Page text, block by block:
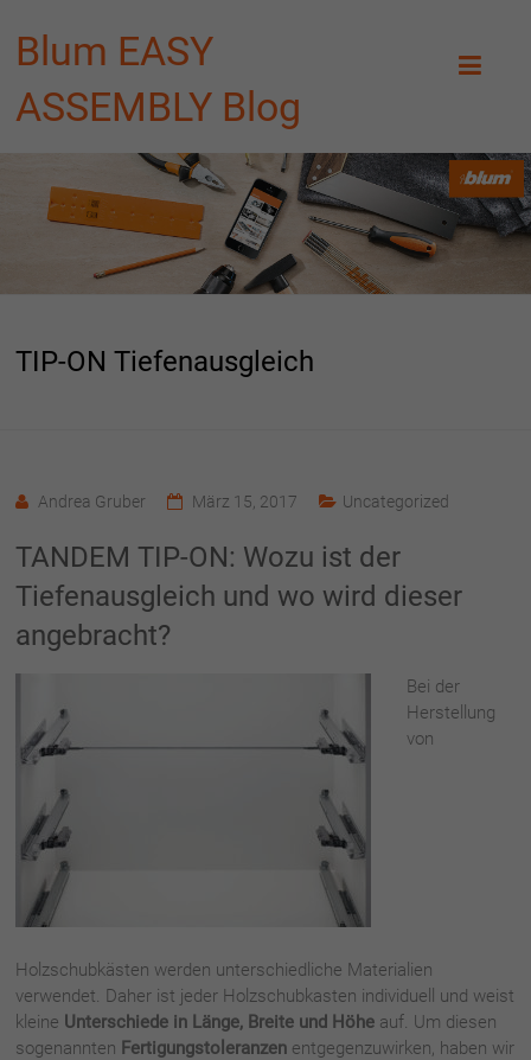
Blum EASY
ASSEMBLY Blog
TIP-ON Tiefenausgleich
Andrea Gruber März 15, 2017 Uncategorized
TANDEM TIP-ON: Wozu ist der
Tiefenausgleich und wo wird dieser
angebracht?
Bei der
Herstellung
von
Holzschubkästen werden unterschiedliche Materialien
verwendet. Daher ist jeder Holzschubkasten individuell und weist
kleine Unterschiede in Länge, Breite und Höhe auf. Um diesen
sogenannten Fertigungstoleranzen entgegenzuwirken, haben wir